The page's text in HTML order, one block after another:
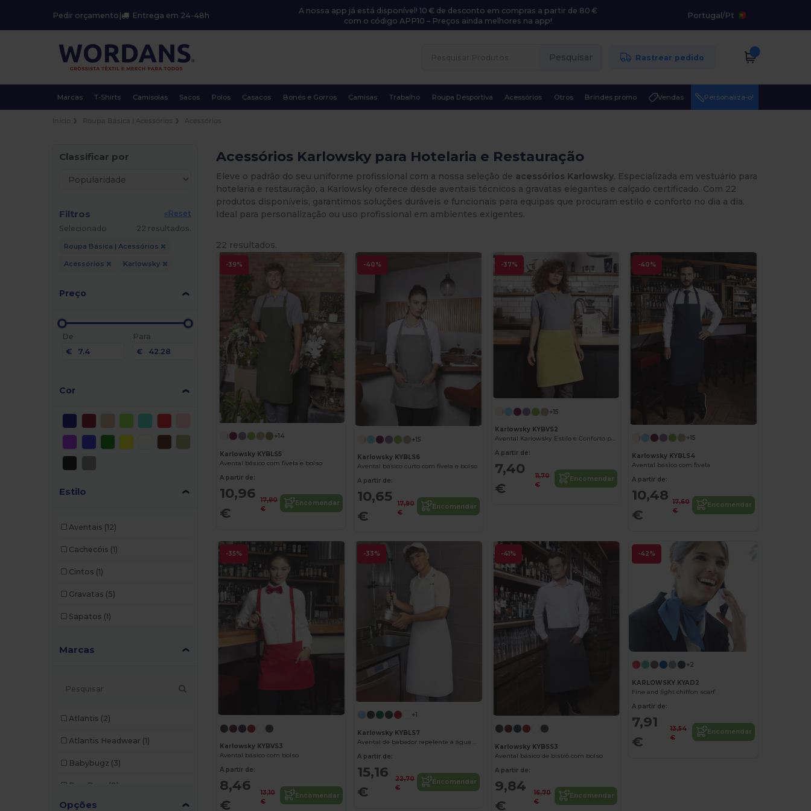
Pedir orçamento | Entrega em 24-48h
A nossa app já está disponível! 10 € de desconto em compras a partir de 80 €
com o código APP10 – Preços ainda melhores na app!
Portugal/Pt
Pesquisar Rastrear pedido
Marcas T-Shirts Camisolas Sacos Polos Casacos Bonés e Gorros Camisas Trabalho Roupa Desportiva Acessórios Otros Brindes promo Vendas Personaliza-o!
Classificar por
Filtros
«Reset
Selecionado
22 resultados.
Roupa Básica | Acessórios
Acessórios Karlowsky
Preço
De
€
Para
€
Cor
Estilo
Aventais (12)
Cachecóis (1)
Cintos (1)
Gravatas (5)
Sapatos (1)
Marcas
Atlantis (2)
Atlantis Headwear (1)
Babybugz (3)
Bag Base (9)
Bagbase
Opções
Acessórios Karlowsky para Hotelaria e Restauração
Eleve o padrão do seu uniforme profissional com a nossa seleção de acessórios Karlowsky. Especializada em vestuário para
hotelaria e restauração, a Karlowsky oferece desde aventais técnicos a gravatas elegantes e calçado certificado. Com 22
produtos disponíveis, garantimos soluções duráveis e funcionais para equipas que procuram estilo e conforto no dia a dia.
Ideal para personalização ou uso profissional em ambientes exigentes.
22 resultados.
-39%
+14
Karlowsky KYBLS5
Avental básico com fivela e bolso
A partir de:
10,96
€
17,90
€
Encomendar
-40%
+15
Karlowsky KYBLS6
Avental básico curto com fivela e bolso
A partir de:
10,65
€
17,90
€
Encomendar
-37%
+15
Karlowsky KYBVS2
Avental Karlowsky Estilo e Conforto para Cozinha
A partir de:
7,40
€
11,70
€
Encomendar
-40%
+15
Karlowsky KYBLS4
Avental básico com fivela
A partir de:
10,48
€
17,60
€
Encomendar
-35%
Karlowsky KYBVS3
Avental básico com bolso
A partir de:
8,46
€
13,10
€
Encomendar
-33%
+1
Karlowsky KYBLS7
Avental de babador repelente à água com fivela
A partir de:
15,16
€
22,70
€
Encomendar
-41%
Karlowsky KYBSS3
Avental básico de bistrô com bolso
A partir de:
9,84
€
16,70
€
Encomendar
-42%
+2
KARLOWSKY KYAD2
Fine and light chiffon scarf
A partir de:
7,91
€
13,54
€
Encomendar